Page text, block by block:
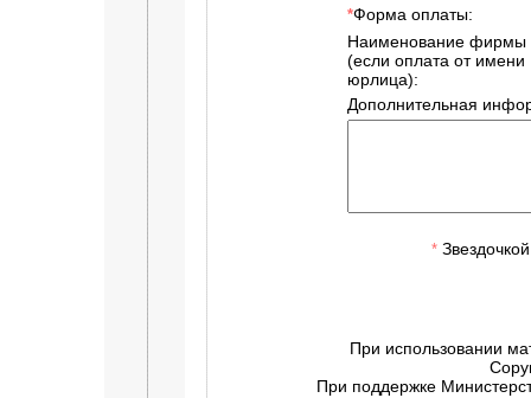
*Форма оплаты:
Наименование фирмы
(если оплата от имени
юрлица):
Дополнительная
*
При использовании
При поддержке